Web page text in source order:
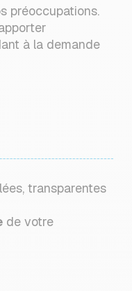
préoccupations.
à la demande
transparentes
de votre